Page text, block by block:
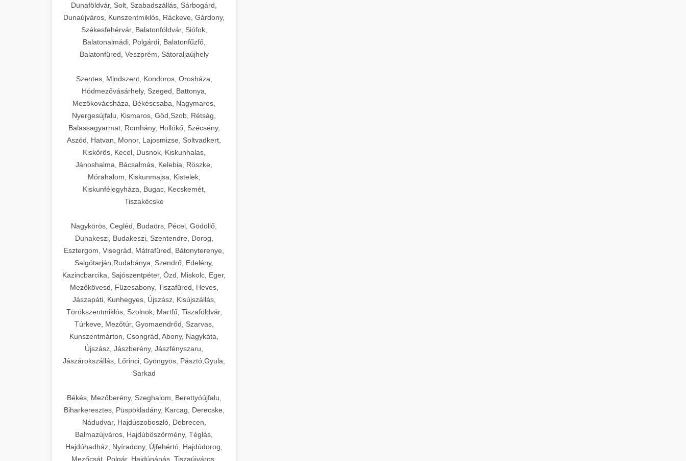
Dunaföldvár, Solt, Szabadszállás, Sárbogárd,
Dunaújváros, Kunszentmiklós, Ráckeve, Gárdony,
Székesfehérvár, Balatonföldvár, Siófok,
Balatonalmádi, Polgárdi, Balatonfűzfő,
Balatonfüred, Veszprém, Sátoraljaújhely
Szentes, Mindszent, Kondoros, Orosháza,
Hódmezővásárhely, Szeged, Battonya,
Mezőkovácsháza, Békéscsaba, Nagymaros,
Nyergesújfalu, Kismaros, Göd,Szob, Rétság,
Balassagyarmat, Romhány, Hollókő, Szécsény,
Aszód, Hatvan, Monor, Lajosmizse, Soltvadkert,
Kiskőrös, Kecel, Dusnok, Kiskunhalas,
Jánoshalma, Bácsalmás, Kelebia, Röszke,
Mórahalom, Kiskunmajsa, Kistelek,
Kiskunfélegyháza, Bugac, Kecskemét,
Tiszakécske
Nagykörös, Cegléd, Budaörs, Pécel, Gödöllő,
Dunakeszi, Budakeszi, Szentendre, Dorog,
Esztergom, Visegrád, Mátrafüred, Bátonyterenye,
Salgótarján,Rudabánya, Szendrő, Edelény,
Kazincbarcika, Sajószentpéter, Ózd, Miskolc, Eger,
Mezőkövesd, Füzesabony, Tiszafüred, Heves,
Jászapáti, Kunhegyes, Újszász, Kisújszállás,
Törökszentmiklós, Szolnok, Martfű, Tiszaföldvár,
Túrkeve, Mezőtúr, Gyomaendrőd, Szarvas,
Kunszentmárton, Csongrád, Abony, Nagykáta,
Újszász, Jászberény, Jászfényszaru,
Jászárokszállás, Lőrinci, Gyöngyös, Pásztó,Gyula,
Sarkad
Békés, Mezőberény, Szeghalom, Berettyóújfalu,
Biharkeresztes, Püspökladány, Karcag, Derecske,
Nádudvar, Hajdúszoboszló, Debrecen,
Balmazújváros, Hajdúböszörmény, Téglás,
Hajdúhadház, Nyíradony, Újfehértó, Hajdúdorog,
Mezőcsát, Polgár, Hajdúnánás, Tiszaújváros,